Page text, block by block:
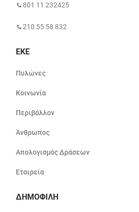
801 11 232425
210 55 58 832
ΕΚΕ
Πυλώνες
Κοινωνία
Περιβάλλον
Άνθρωπος
Απολογισμός Δράσεων
Εταιρεία
ΔΗΜΟΦΙΛΗ